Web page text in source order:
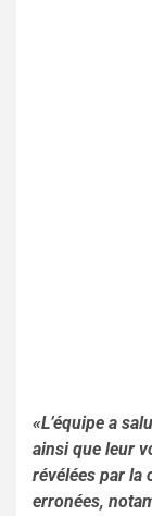
«L’équipe a
ainsi que leur
révélées par la
erronées,